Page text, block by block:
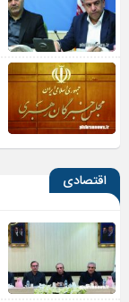
اقتصادی